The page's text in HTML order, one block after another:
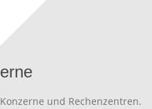
und Rechenzentren.